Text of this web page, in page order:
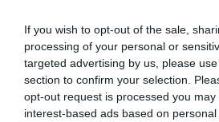
If you wish to opt-out of the sale,
processing of your personal or
targeted advertising by us, please
section to confirm your selection.
opt-out request is processed you may
interest-based ads based on
Añadir2Playbookcomo
de forma gratuita
Mantente informado con las últimas